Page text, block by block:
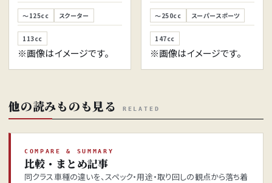
～125cc スクーター
113cc
※画像はイメージです。
～250cc スーパースポーツ
147cc
※画像はイメージです。
他の読みものも見る RELATED
COMPARE & SUMMARY
比較・まとめ記事
同クラス車種の違いを、スペック・用途・取り回しの観点から落ち着